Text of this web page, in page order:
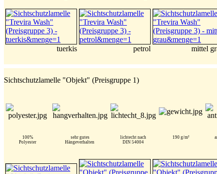
tuerkis petrol mittel
Sichtschutzlamelle "Objekt" (Preisgruppe 1)
100%
Polyester
sehr gutes
Hängeverhalten
lichtecht nach
DIN 54004
190 g/m²